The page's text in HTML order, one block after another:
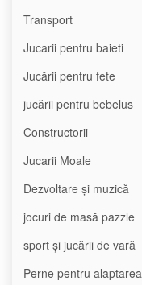
Transport
Jucarii pentru baieti
Jucării pentru fete
jucării pentru bebelus
Constructorii
Jucarii Moale
Dezvoltare și muzică
jocuri de masă pazzle
sport și jucării de vară
Perne pentru alaptarea